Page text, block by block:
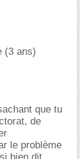
(3 ans)
que tu
de
le problème